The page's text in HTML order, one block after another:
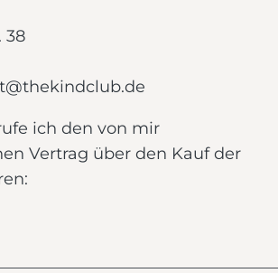
38
ich den von mir
Vertrag über den Kauf der